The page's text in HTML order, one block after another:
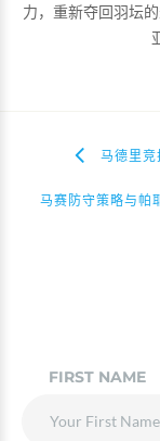
力，重新夺回羽坛
马德里
马赛防守策略与帕
FIRST NAME